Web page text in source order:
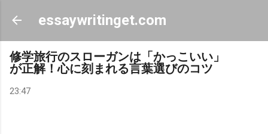
スキップしてメイン コンテンツに移動
essaywritinget.com
修学旅行のスローガンは「かっこいい」
が正解！心に刻まれる言葉選びのコツ
23:47